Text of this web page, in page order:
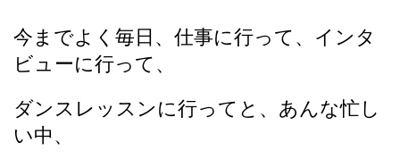
今までよく毎日、仕事に行って、インタ
ビューに行って、
ダンスレッスンに行ってと、あんな忙し
い中、